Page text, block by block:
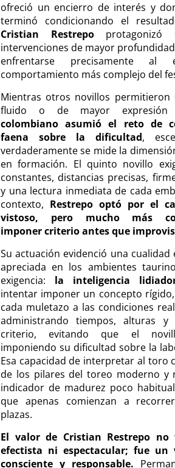
ofreció un encierro de interés y
terminó condicionando el
Cristian Restrepoprotagonizó
intervenciones de mayor
enfrentarse precisamente al
comportamiento más complejo del
Mientras otros novillos permitieron
fluido o de mayor expresión
colombiano asumió el reto de
faena sobre la dificultad,
verdaderamente se mide la
en formación. El quinto novillo
constantes, distancias precisas,
y una lectura inmediata de cada
contexto, Restrepo optó por el
vistoso, pero mucho más
imponer criterio antes que
Su actuación evidenció una cualidad
apreciada en los ambientes
exigencia: la inteligencia
intentar imponer un concepto
cada muletazo a las condiciones
administrando tiempos, alturas y
criterio, evitando que el
imponiendo su dificultad sobre la
Esa capacidad de interpretar al toro
de los pilares del toreo moderno y
indicador de madurez poco
que apenas comienzan a
plazas.
El valor de Cristian Restrepo
efectista ni espectacular; fue un
consciente y responsable.